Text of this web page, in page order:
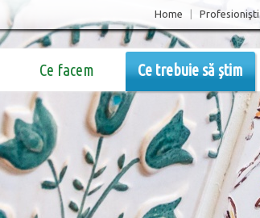
Home Profesionişti
Ce facem Ce trebuie să știm